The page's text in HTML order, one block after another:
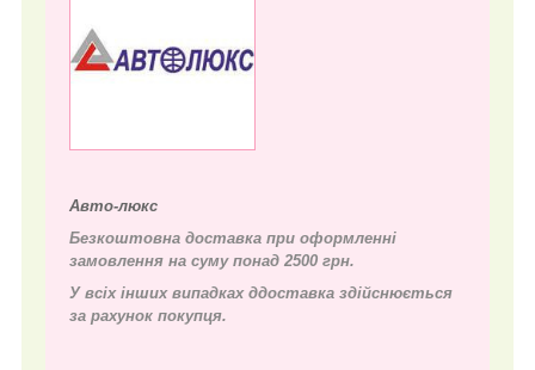
Авто-люкс
Безкоштовна доставка при оформленні
замовлення на суму понад 2500 грн.
У всіх інших випадках ддоставка здійснюється
за рахунок покупця.